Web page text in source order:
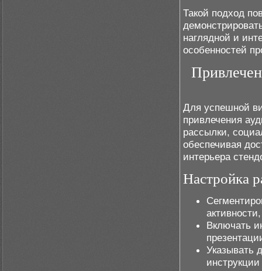
Такой подход
наглядной и
особенностей
Для успешной
привлечения
рассылки,
обеспечивая
интерьера
Настройка
Включать
Указывать